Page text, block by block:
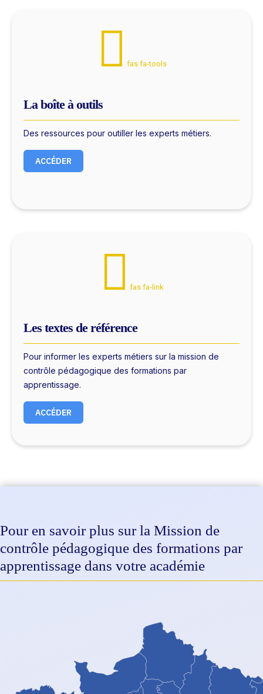
fas fa-tools
La boîte à outils
Des ressources pour outiller les experts métiers.
ACCÉDER
fas fa-link
Les textes de référence
Pour informer les experts métiers sur la mission de
contrôle pédagogique des formations par
apprentissage.
ACCÉDER
Pour en savoir plus sur la Mission de
contrôle pédagogique des formations par
apprentissage dans votre académie